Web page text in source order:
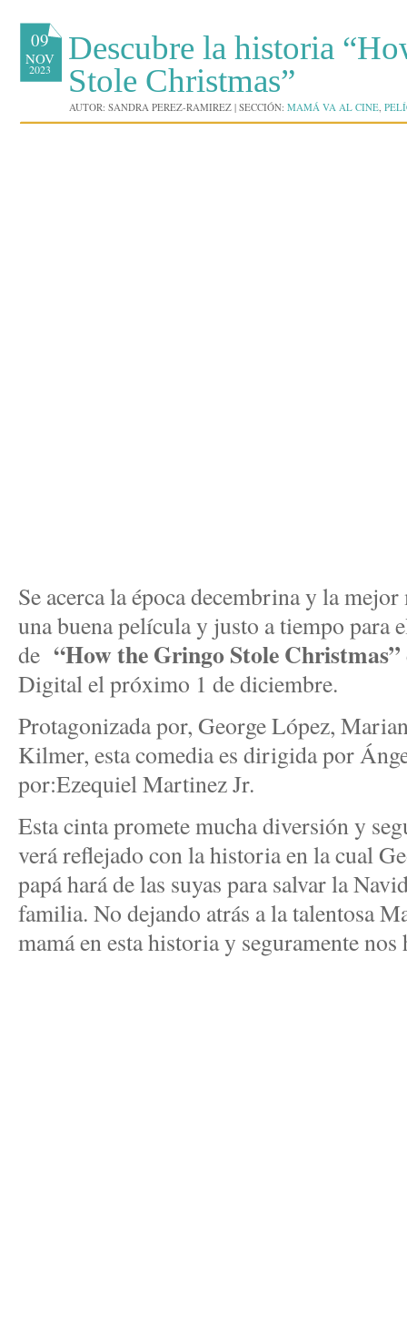
09
NOV
2023
Descubre la historia
Stole Christmas”
AUTOR: SANDRA PEREZ-RAMIREZ | SECCIÓN: MAMÁ VA AL CINE,
Se acerca la época decembrina y la
una buena película y justo a tiempo para
de “How the Gringo Stole Christmas”
Digital el próximo 1 de diciembre.
Protagonizada por, George López,
Kilmer, esta comedia es dirigida por
por:Ezequiel Martinez Jr.
Esta cinta promete mucha diversión y
verá reflejado con la historia en la cual
papá hará de las suyas para salvar la
familia. No dejando atrás a la talentosa
mamá en esta historia y seguramente